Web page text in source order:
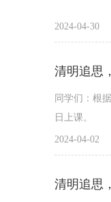
以家乡为纸
书写青春助
欢乐多彩的“
他们正在感
享受着这有
2024-04-30
清明追思
同学们：根
日上课。
2024-04-02
清明追思